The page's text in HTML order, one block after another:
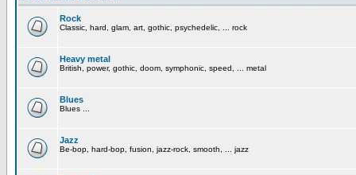
Rock
Classic, hard, glam, art, gothic, psychedelic, ... rock
Heavy metal
British, power, gothic, doom, symphonic, speed, ... metal
Blues
Blues ...
Jazz
Be-bop, hard-bop, fusion, jazz-rock, smooth, ... jazz